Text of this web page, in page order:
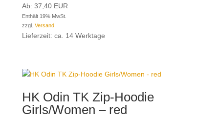
Ab: 37,40EUR
Enthält 19% MwSt.
zzgl. Versand
Lieferzeit: ca. 14 Werktage
HK Odin TK Zip-Hoodie
Girls/Women – red